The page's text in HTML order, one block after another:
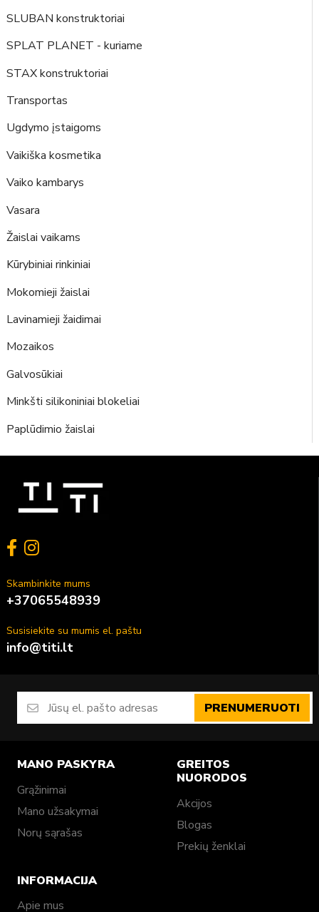
SLUBAN konstruktoriai
SPLAT PLANET - kuriame
STAX konstruktoriai
Transportas
Ugdymo įstaigoms
Vaikiška kosmetika
Vaiko kambarys
Vasara
Žaislai vaikams
Kūrybiniai rinkiniai
Mokomieji žaislai
Lavinamieji žaidimai
Mozaikos
Galvosūkiai
Minkšti silikoniniai blokeliai
Paplūdimio žaislai
Skambinkite mums
+37065548939
Susisiekite su mumis el. paštu
info@titi.lt
PRENUMERUOTI
MANO PASKYRA
Grąžinimai
Mano užsakymai
Norų sąrašas
GREITOS
NUORODOS
Akcijos
Blogas
Prekių ženklai
INFORMACIJA
Apie mus